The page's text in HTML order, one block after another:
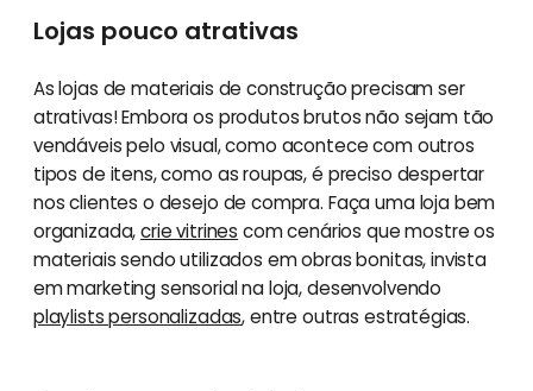
Lojas pouco atrativas
As lojas de materiais de construção precisam ser
atrativas! Embora os produtos brutos não sejam tão
vendáveis pelo visual, como acontece com outros
tipos de itens, como as roupas, é preciso despertar
nos clientes o desejo de compra. Faça uma loja bem
organizada,crie vitrines com cenários que mostre os
materiais sendo utilizados em obras bonitas, invista
em marketing sensorial na loja, desenvolvendo
playlists personalizadas, entre outras estratégias.